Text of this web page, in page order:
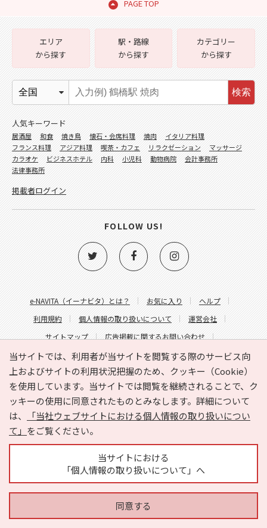
PAGE TOP
当サイトでは、利用者が当サイトを閲覧する際のサービス向
上およびサイトの利用状況把握のため、クッキー（Cookie）
を使用しています。当サイトでは閲覧を継続されることで、ク
ッキーの使用に同意されたものとみなします。詳細について
は、
「当社ウェブサイトにおける個人情報の取り扱いについ
て」 をご覧ください。
当サイトにおける
「個人情報の取り扱いについて」へ
同意する
e-NAVITA（イーナビタ）とは？ お気に入り
ヘルプ
利用規約
個人情報の取り扱いについて
運営会社
サイトマップ
広告掲載に関するお問い合わせ
サイトの内容に関するお問い合わせ
エリア
から探す
駅・路線
から探す
カテゴリー
から探す
検索
人気キーワード
居酒屋 和食 焼き鳥 懐石・会席料理 焼肉
イタリア料理
フランス料理
アジア料理 喫茶・カフェ リラクゼーション
マッサージ
カラオケ
ビジネスホテル 内科 小児科 動物病院
会計事務所
法律事務所
掲載者ログイン
FOLLOW US!
Copyright © HYOJITO.Co.,Ltd. All Rights Reserved.